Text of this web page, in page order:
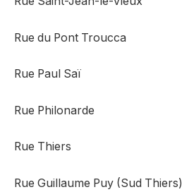
Rue du Pont Troucca
Rue Paul Saï
Rue Philonarde
Rue Thiers
Rue Guillaume Puy (Sud Thiers)